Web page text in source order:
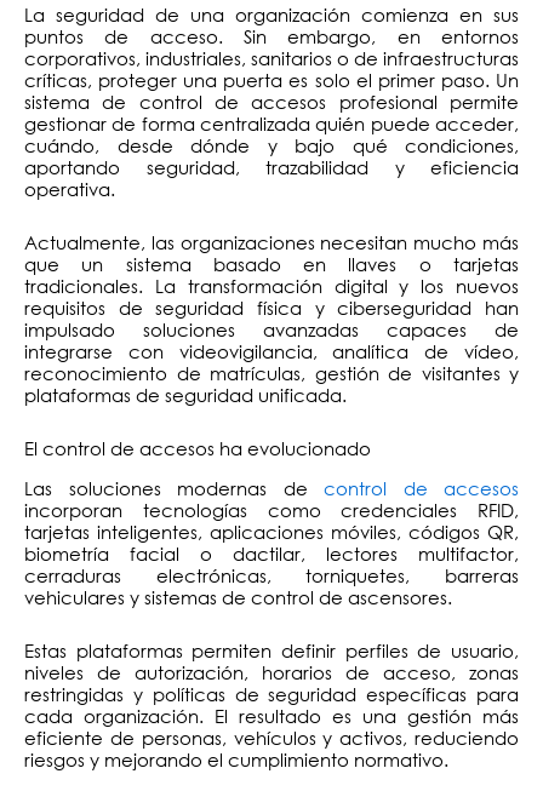
La seguridad de una organización comienza en sus
puntos de acceso. Sin embargo, en entornos
corporativos, industriales, sanitarios o de infraestructuras
críticas, proteger una puerta es solo el primer paso. Un
sistema de control de accesos profesional permite
gestionar de forma centralizada quién puede acceder,
cuándo, desde dónde y bajo qué condiciones,
aportando seguridad, trazabilidad y eficiencia
operativa.
Actualmente, las organizaciones necesitan mucho más
que un sistema basado en llaves o tarjetas
tradicionales. La transformación digital y los nuevos
requisitos de seguridad física y ciberseguridad han
impulsado soluciones avanzadas capaces de
integrarse con videovigilancia, analítica de vídeo,
reconocimiento de matrículas, gestión de visitantes y
plataformas de seguridad unificada.
El control de accesos ha evolucionado
Las soluciones modernas de control de accesos
incorporan tecnologías como credenciales RFID,
tarjetas inteligentes, aplicaciones móviles, códigos QR,
biometría facial o dactilar, lectores multifactor,
cerraduras electrónicas, torniquetes, barreras
vehiculares y sistemas de control de ascensores.
Estas plataformas permiten definir perfiles de usuario,
niveles de autorización, horarios de acceso, zonas
restringidas y políticas de seguridad específicas para
cada organización. El resultado es una gestión más
eficiente de personas, vehículos y activos, reduciendo
riesgos y mejorando el cumplimiento normativo.